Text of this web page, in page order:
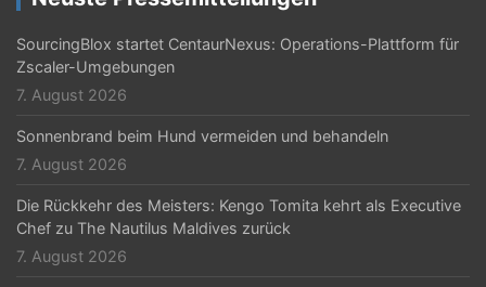
SourcingBlox startet CentaurNexus: Operations-Plattform für
Zscaler-Umgebungen
7. August 2026
Sonnenbrand beim Hund vermeiden und behandeln
7. August 2026
Die Rückkehr des Meisters: Kengo Tomita kehrt als Executive
Chef zu The Nautilus Maldives zurück
7. August 2026